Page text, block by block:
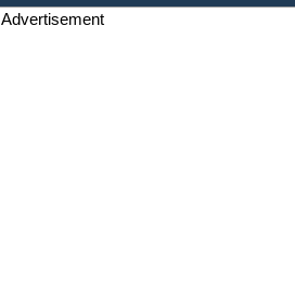
Advertisement